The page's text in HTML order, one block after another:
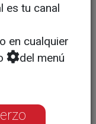
es tu canal
en cualquier
del menú